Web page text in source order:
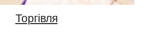
Торгівля